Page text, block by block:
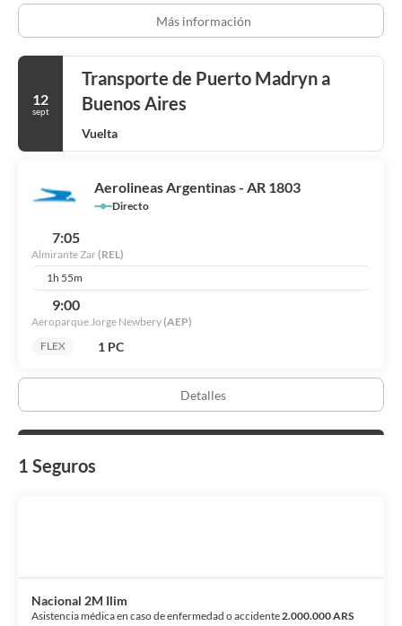
Tendrás un centro de negocios, un servicio de recepción las 24
horas y atención multilingüe a tu disposición. ¿Estás organizando
un evento en Puerto Madryn? En este hotel tienes a tu disposición
13 metros cuadrados de espacio con centro de conferencias y una
sala de reuniones.
Más información
12
sept
Transporte de Puerto Madryn a
Buenos Aires
Vuelta
Aerolineas Argentinas - AR 1803
Directo
7:05
Almirante Zar(REL)
1h 55m
9:00
Aeroparque Jorge Newbery(AEP)
FLEX
1 PC
Detalles
1 Seguros
Nacional 2M Ilim
Asistencia médica en caso de enfermedad o accidente2.000.000 ARS